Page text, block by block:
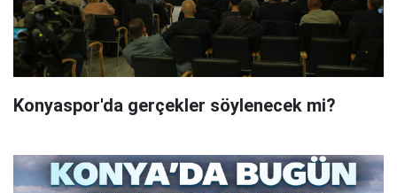
Konyaspor'da gerçekler söylenecek mi?